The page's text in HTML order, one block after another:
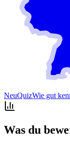
NeuQuizWie gut
Was du